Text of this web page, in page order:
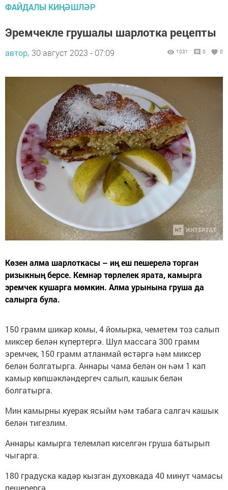
ФАЙДАЛЫ КИҢӘШЛӘР
Эремчекле грушалы шарлотка рецепты
автор, 30 август 2023 - 07:09 1031 0 0
Көзен алма шарлоткасы – иң еш пешерелә торган
ризыкның берсе. Кемнәр төрлелек ярата, камырга
эремчек кушарга мөмкин. Алма урынына груша да
салырга була.
150 грамм шикәр комы, 4 йомырка, чеметем тоз салып
миксер белән күпертергә. Шул массага 300 грамм
эремчек, 150 грамм атланмай өстәргә һәм миксер
белән болгатырга. Аннары чама белән он һәм 1 кап
камыр көпшәкләндергеч салып, кашык белән
болгатырга.
Мин камырны куерак ясыйм һәм табага салгач кашык
белән тигезлим.
Аннары камырга телемләп киселгән груша батырып
чыгарга.
180 градуска кадәр кызган духовкада 40 минут чамасы
пешерергә.